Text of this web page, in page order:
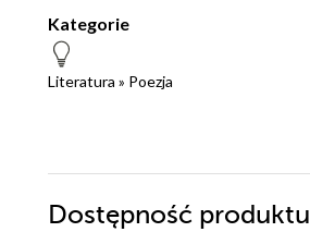
Kategorie
Literatura » Poezja
Dostępność produktu